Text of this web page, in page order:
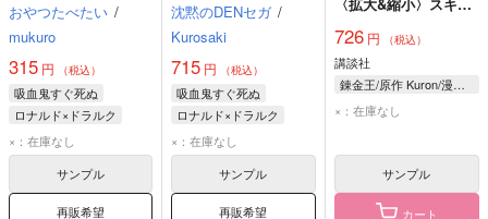
おやつたべたい /
mukuro
315 円 （税込）
吸血鬼すぐ死ぬ
ロナルド×ドラルク
ロナルド
×：在庫なし
サンプル
再販希望
沈黙のDENセガ /
Kurosaki
715 円 （税込）
吸血鬼すぐ死ぬ
ロナルド×ドラルク
ロナルド
×：在庫なし
サンプル
再販希望
地になりました 5
726円 （税込）
講談社
錬金王/原作 Kuron/漫画 るれくちぇ/構成 成瀬ちさと/キャラクター原案
×：在庫なし
サンプル
カート